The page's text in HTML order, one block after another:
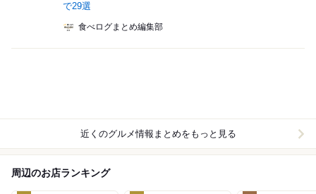
で29選
食べログまとめ編集部
近くのグルメ情報まとめをもっと見る
周辺のお店ランキング